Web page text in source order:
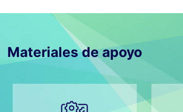
Materiales de apoyo